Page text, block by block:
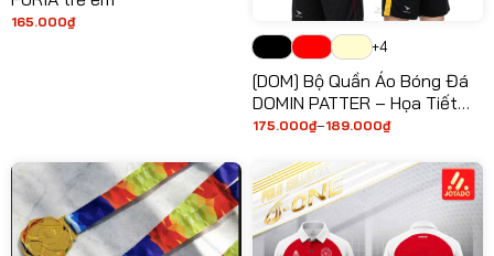
165.000₫
+4
[DOM] Bộ Quần Áo Bóng Đá
DOMIN PATTER – Họa Tiết
Hình Học Độc Độc Đáo, Vải
175.000₫–189.000₫
Khoảng
175.000₫
đến
189.000₫